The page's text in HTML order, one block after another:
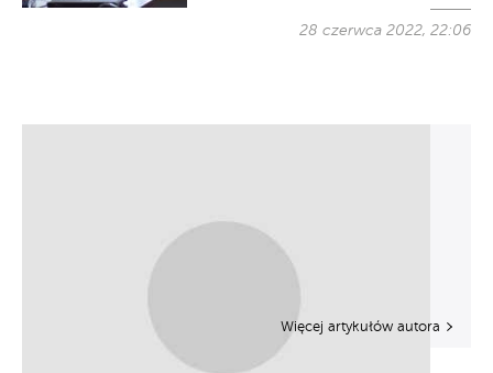
28 czerwca 2022, 22:06
Więcej artykułów autora